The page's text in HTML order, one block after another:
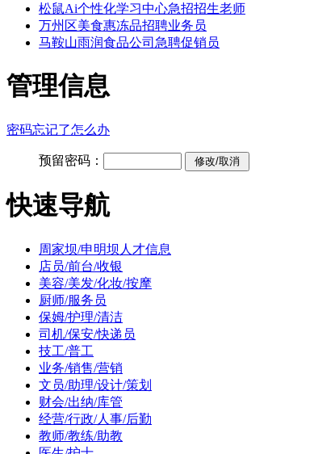
松鼠Ai个性化学习中心急招招生老师
万州区美食惠冻品招聘业务员
马鞍山雨润食品公司急聘促销员
管理信息
密码忘记了怎么办
预留密码：
快速导航
周家坝/申明坝人才信息
店员/前台/收银
美容/美发/化妆/按摩
厨师/服务员
保姆/护理/清洁
司机/保安/快递员
技工/普工
业务/销售/营销
文员/助理/设计/策划
财会/出纳/库管
经营/行政/人事/后勤
教师/教练/助教